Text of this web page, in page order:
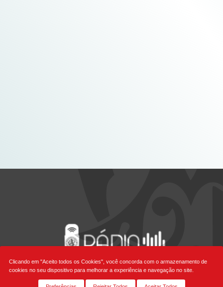
Clicando em "Aceito todos os Cookies", você concorda com o armazenamento de
cookies no seu dispositivo para melhorar a experiência e navegação no site.